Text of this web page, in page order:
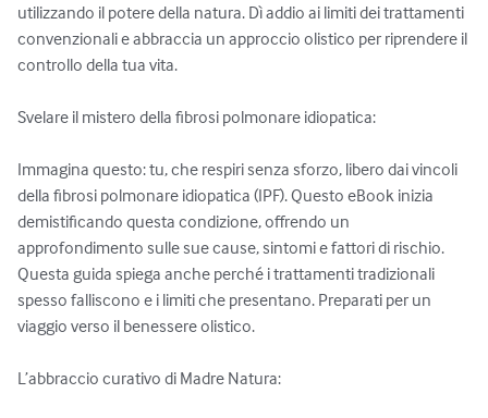
utilizzando il potere della natura. Dì addio ai limiti dei trattamenti
convenzionali e abbraccia un approccio olistico per riprendere il
controllo della tua vita.
Svelare il mistero della fibrosi polmonare idiopatica:
Immagina questo: tu, che respiri senza sforzo, libero dai vincoli
della fibrosi polmonare idiopatica (IPF). Questo eBook inizia
demistificando questa condizione, offrendo un
approfondimento sulle sue cause, sintomi e fattori di rischio.
Questa guida spiega anche perché i trattamenti tradizionali
spesso falliscono e i limiti che presentano. Preparati per un
viaggio verso il benessere olistico.
L’abbraccio curativo di Madre Natura: